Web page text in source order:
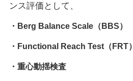
ンス評価として、
・Berg Balance Scale（BBS）
・Functional Reach Test（FRT）
・重心動揺検査